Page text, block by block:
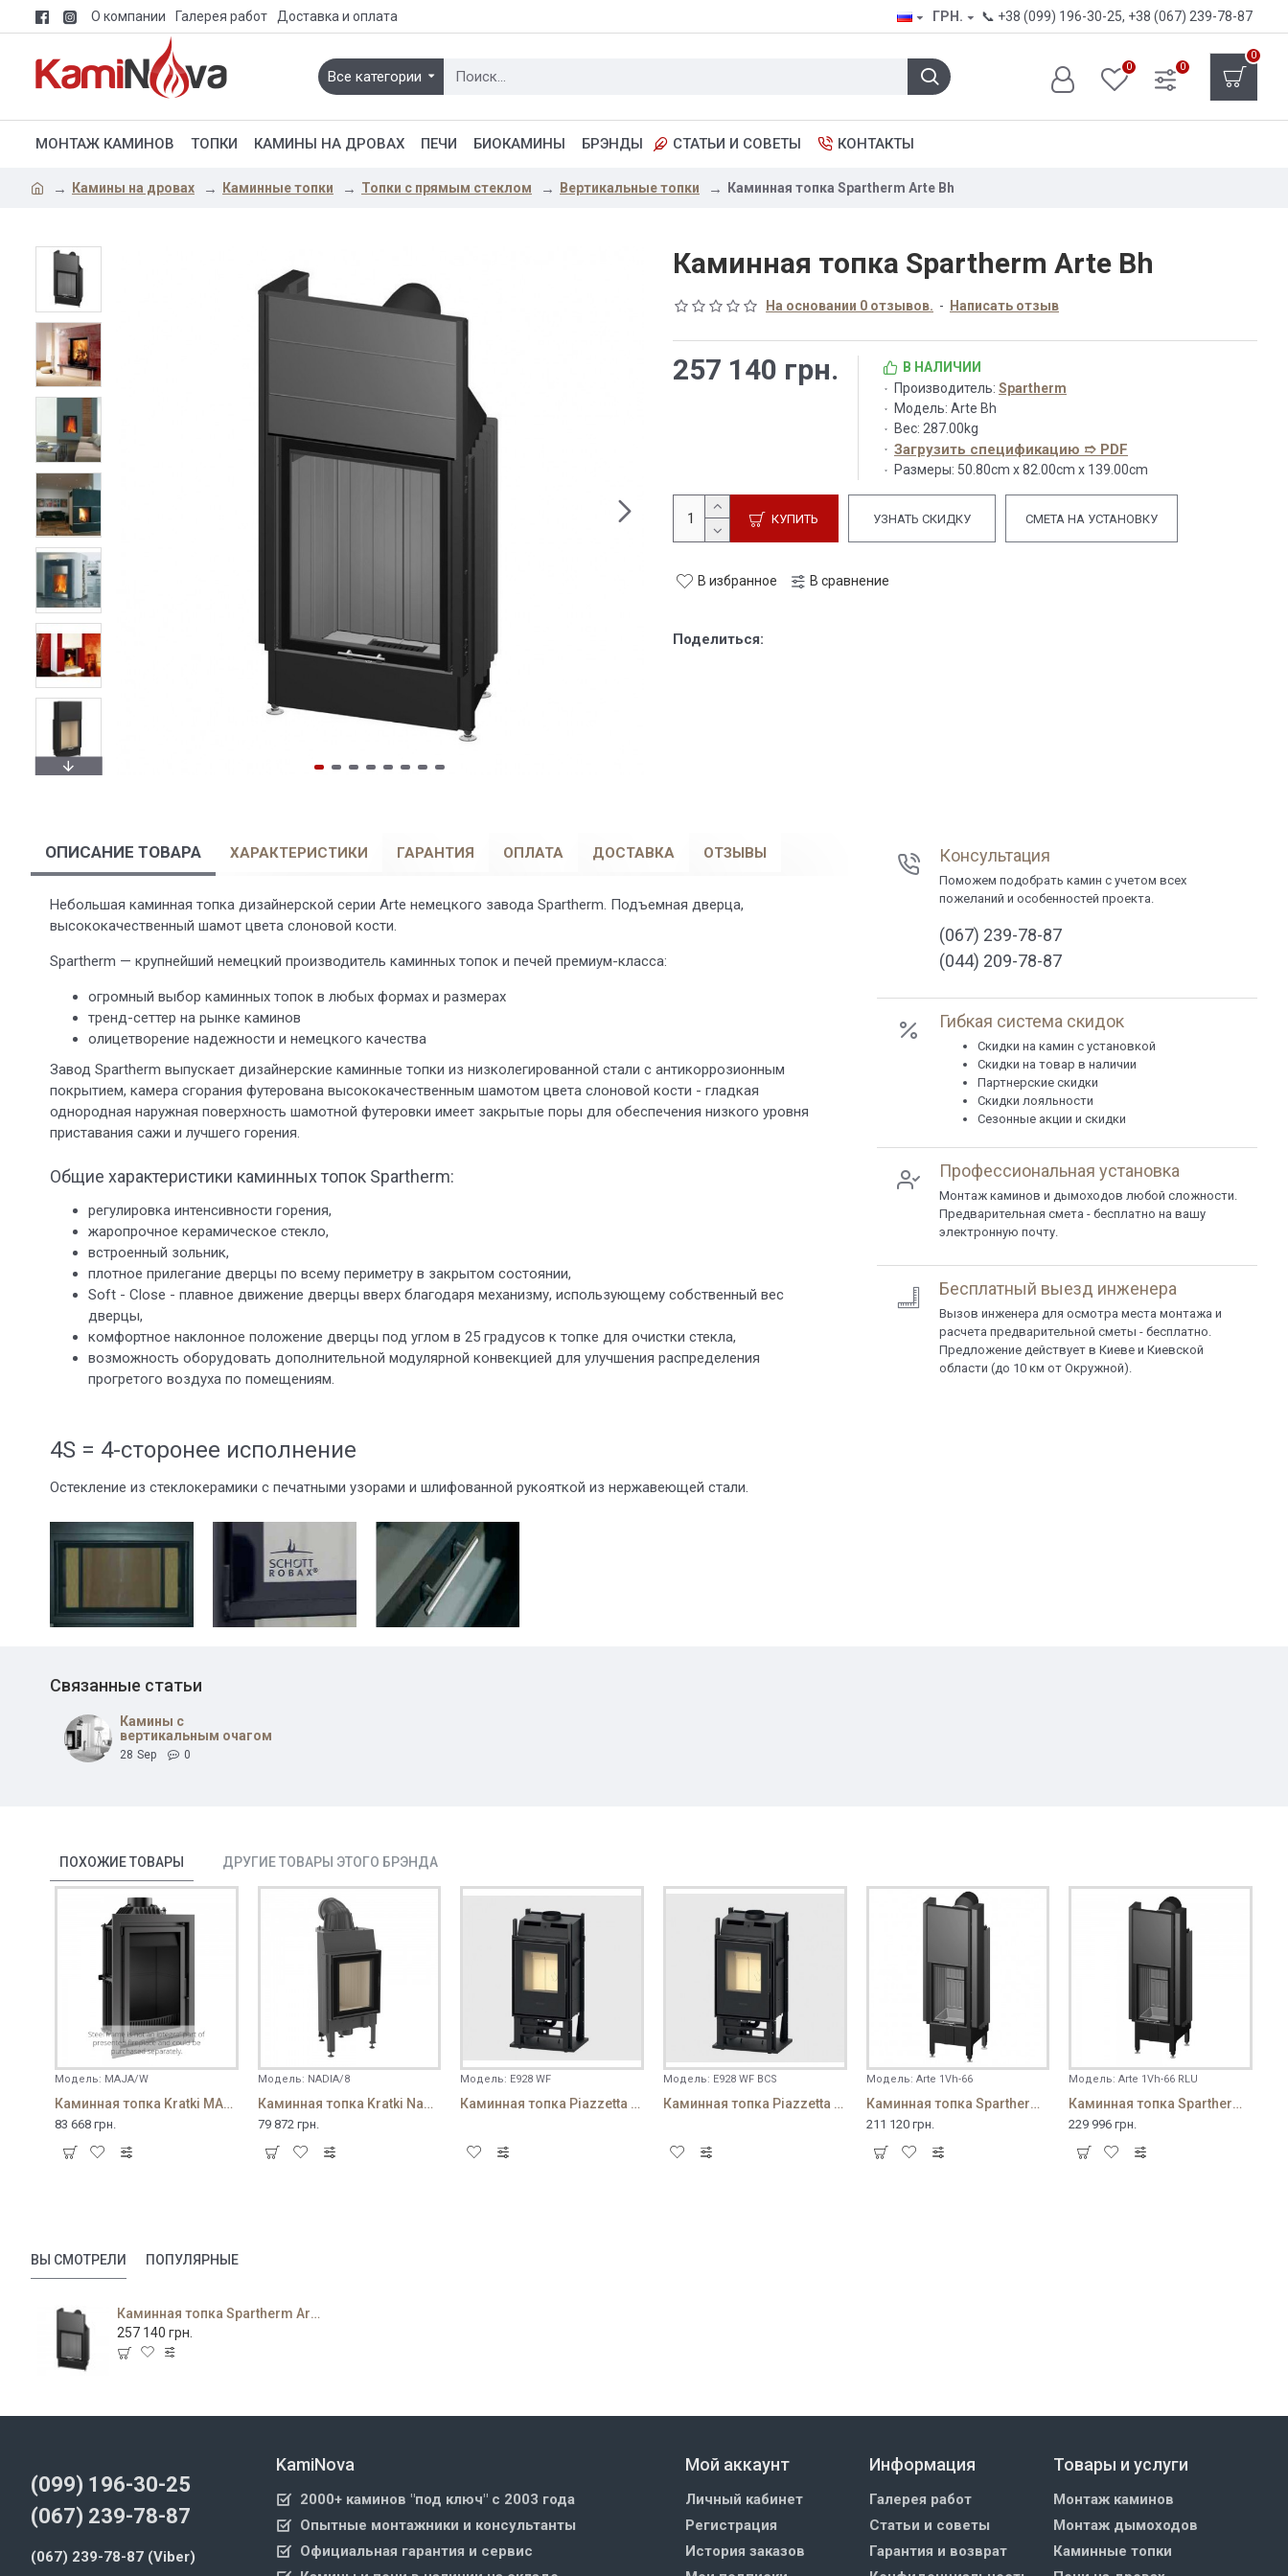
О компании Галерея работ Доставка и оплата ГРН. 📞 +38 (099) 196-30-25, +38 (067) 239-78-87
Все категории
0 0
0
МОНТАЖ КАМИНОВ ТОПКИ КАМИНЫ НА ДРОВАХ ПЕЧИ БИОКАМИНЫ БРЭНДЫ СТАТЬИ И СОВЕТЫ КОНТАКТЫ
Камины на дровах Каминные топки Топки с прямым стеклом Вертикальные топки Каминная топка Spartherm Arte Bh
Каминная топка Spartherm Arte Bh
На основании 0 отзывов. - Написать отзыв
257 140 грн.
В НАЛИЧИИ
Производитель: Spartherm
Модель: Arte Bh
Вес: 287.00kg
Загрузить спецификацию ➱ PDF
Размеры: 50.80cm x 82.00cm x 139.00cm
КУПИТЬ УЗНАТЬ СКИДКУ СМЕТА НА УСТАНОВКУ
В избранное В сравнение
Поделиться:
ОПИСАНИЕ ТОВАРА ХАРАКТЕРИСТИКИ ГАРАНТИЯ ОПЛАТА ДОСТАВКА ОТЗЫВЫ
Небольшая каминная топка дизайнерской серии Arte немецкого завода Spartherm. Подъемная дверца,
высококачественный шамот цвета слоновой кости.
Spartherm — крупнейший немецкий производитель каминных топок и печей премиум-класса:
огромный выбор каминных топок в любых формах и размерах
тренд-сеттер на рынке каминов
олицетворение надежности и немецкого качества
Завод Spartherm выпускает дизайнерские каминные топки из низколегированной стали с антикоррозионным
покрытием, камера сгорания футерована высококачественным шамотом цвета слоновой кости - гладкая
однородная наружная поверхность шамотной футеровки имеет закрытые поры для обеспечения низкого уровня
приставания сажи и лучшего горения.
Общие характеристики каминных топок Spartherm:
регулировка интенсивности горения,
жаропрочное керамическое стекло,
встроенный зольник,
плотное прилегание дверцы по всему периметру в закрытом состоянии,
Soft - Close - плавное движение дверцы вверх благодаря механизму, использующему собственный вес
дверцы,
комфортное наклонное положение дверцы под углом в 25 градусов к топке для очистки стекла,
возможность оборудовать дополнительной модулярной конвекцией для улучшения распределения
прогретого воздуха по помещениям.
4S = 4-сторонее исполнение
Остекление из стеклокерамики с печатными узорами и шлифованной рукояткой из нержавеющей стали.
Консультация
Поможем подобрать камин с учетом всех
пожеланий и особенностей проекта.
(067) 239-78-87
(044) 209-78-87
Гибкая система скидок
Cкидки на камин с установкой
Скидки на товар в наличии
Партнерские скидки
Скидки лояльности
Сезонные акции и скидки
Профессиональная установка
Монтаж каминов и дымоходов любой сложности.
Предварительная смета - бесплатно на вашу
электронную почту.
Бесплатный выезд инженера
Вызов инженера для осмотра места монтажа и
расчета предварительной сметы - бесплатно.
Предложение действует в Киеве и Киевской
области (до 10 км от Окружной).
Связанные статьи
Камины с
вертикальным очагом
28 Sep 0
ПОХОЖИЕ ТОВАРЫ ДРУГИЕ ТОВАРЫ ЭТОГО БРЭНДА
Модель: MAJA/W
Каминная топка Kratki MAJA 15 WIEZA
83 668 грн.
Модель: NADIA/8
Каминная топка Kratki Nadia 8 кВт
79 872 грн.
Модель: E928 WF
Каминная топка Piazzetta E928 WF
Модель: E928 WF BCS
Каминная топка Piazzetta E928 WF Hermetic BCS
Модель: Arte 1Vh-66
Каминная топка Spartherm Arte 1Vh-66
211 120 грн.
Модель: Arte 1Vh-66 RLU
Каминная топка Spartherm Arte 1Vh-66 RLU
229 996 грн.
ВЫ СМОТРЕЛИ ПОПУЛЯРНЫЕ
Каминная топка Spartherm Arte Bh
257 140 грн.
(099) 196-30-25
(067) 239-78-87
(067) 239-78-87 (Viber)
KamiNova
2000+ каминов "под ключ" с 2003 года
Опытные монтажники и консультанты
Официальная гарантия и сервис
Мой аккаунт
Личный кабинет
Регистрация
История заказов
Информация
Галерея работ
Статьи и советы
Гарантия и возврат
Товары и услуги
Монтаж каминов
Монтаж дымоходов
Каминные топки